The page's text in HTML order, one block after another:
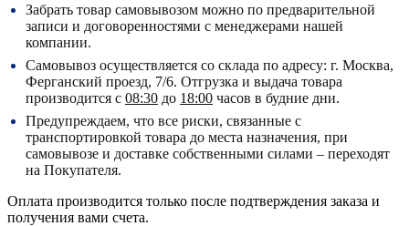
Забрать товар самовывозом можно по предварительной
записи и договоренностями с менеджерами нашей
компании.
Самовывоз осуществляется со склада по адресу: г. Москва,
Ферганский проезд, 7/6. Отгрузка и выдача товара
производится с 08:30 до 18:00 часов в будние дни.
Предупреждаем, что все риски, связанные с
транспортировкой товара до места назначения, при
самовывозе и доставке собственными силами – переходят
на Покупателя.
Оплата производится только после подтверждения заказа и
получения вами счета.